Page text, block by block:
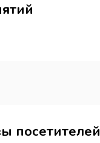
посетителей